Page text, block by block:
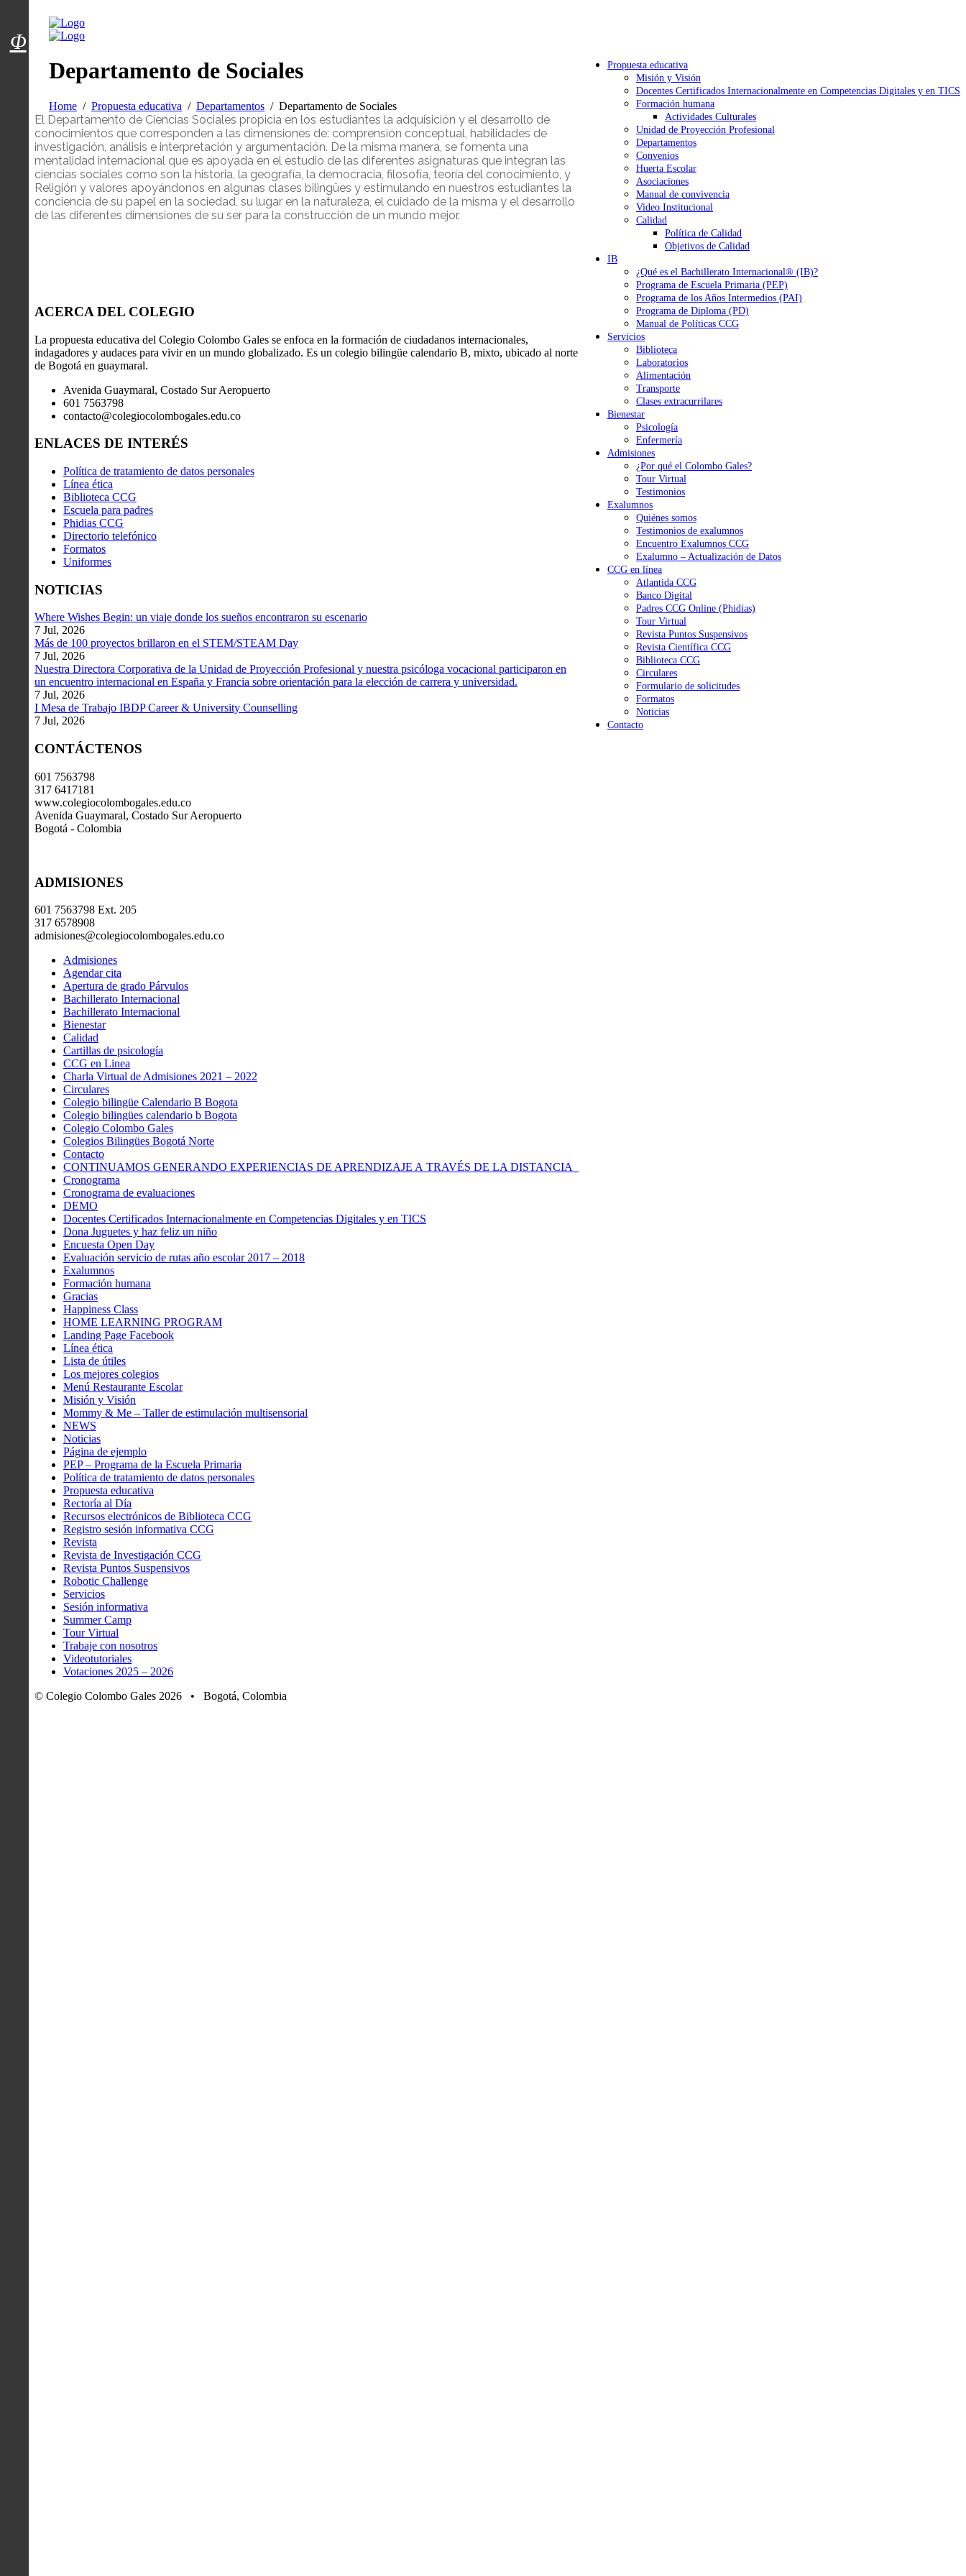
Menú usuarios
Propuesta educativa
Misión y Visión
Docentes Certificados Internacionalmente en Competencias Digitales y en TICS
Formación humana
Actividades Culturales
Unidad de Proyección Profesional
Departamentos
Convenios
Huerta Escolar
Asociaciones
Manual de convivencia
Video Institucional
Calidad
Política de Calidad
Objetivos de Calidad
IB
¿Qué es el Bachillerato Internacional® (IB)?
Programa de Escuela Primaria (PEP)
Programa de los Años Intermedios (PAI)
Programa de Diploma (PD)
Manual de Políticas CCG
Servicios
Biblioteca
Laboratorios
Alimentación
Transporte
Clases extracurrilares
Bienestar
Psicología
Enfermería
Admisiones
¿Por qué el Colombo Gales?
Tour Virtual
Testimonios
Exalumnos
Quiénes somos
Testimonios de exalumnos
Encuentro Exalumnos CCG
Exalumno – Actualización de Datos
CCG en línea
Atlantida CCG
Banco Digital
Padres CCG Online (Phidias)
Tour Virtual
Revista Puntos Suspensivos
Revista Científica CCG
Biblioteca CCG
Circulares
Formulario de solicitudes
Formatos
Noticias
Contacto
Departamento de Sociales
Home Propuesta educativa Departamentos Departamento de Sociales
El Departamento de Ciencias Sociales propicia en los estudiantes la adquisición y el desarrollo de
conocimientos que corresponden a las dimensiones de: comprensión conceptual, habilidades de
investigación, análisis e interpretación y argumentación. De la misma manera, se fomenta una
mentalidad internacional que es apoyada en el estudio de las diferentes asignaturas que integran las
ciencias sociales como son la historia, la geografía, la democracia, filosofía, teoría del conocimiento, y
Religión y valores apoyándonos en algunas clases bilingües y estimulando en nuestros estudiantes la
conciencia de su papel en la sociedad, su lugar en la naturaleza, el cuidado de la misma y el desarrollo
de las diferentes dimensiones de su ser para la construcción de un mundo mejor.
ACERCA DEL COLEGIO
La propuesta educativa del Colegio Colombo Gales se enfoca en la formación de ciudadanos internacionales,
indagadores y audaces para vivir en un mundo globalizado. Es un colegio bilingüe calendario B, mixto, ubicado al norte
de Bogotá en guaymaral.
Avenida Guaymaral, Costado Sur Aeropuerto
601 7563798
contacto@colegiocolombogales.edu.co
ENLACES DE INTERÉS
Política de tratamiento de datos personales
Línea ética
Biblioteca CCG
Escuela para padres
Phidias CCG
Directorio telefónico
Formatos
Uniformes
NOTICIAS
Where Wishes Begin: un viaje donde los sueños encontraron su escenario
7 Jul, 2026
Más de 100 proyectos brillaron en el STEM/STEAM Day
7 Jul, 2026
Nuestra Directora Corporativa de la Unidad de Proyección Profesional y nuestra psicóloga vocacional participaron en
un encuentro internacional en España y Francia sobre orientación para la elección de carrera y universidad.
7 Jul, 2026
I Mesa de Trabajo IBDP Career & University Counselling
7 Jul, 2026
CONTÁCTENOS
601 7563798
317 6417181
www.colegiocolombogales.edu.co
Avenida Guaymaral, Costado Sur Aeropuerto
Bogotá - Colombia
ADMISIONES
601 7563798 Ext. 205
317 6578908
admisiones@colegiocolombogales.edu.co
Admisiones
Agendar cita
Apertura de grado Párvulos
Bachillerato Internacional
Bachillerato Internacional
Bienestar
Calidad
Cartillas de psicología
CCG en Linea
Charla Virtual de Admisiones 2021 – 2022
Circulares
Colegio bilingüe Calendario B Bogota
Colegio bilingües calendario b Bogota
Colegio Colombo Gales
Colegios Bilingües Bogotá Norte
Contacto
CONTINUAMOS GENERANDO EXPERIENCIAS DE APRENDIZAJE A TRAVÉS DE LA DISTANCIA
Cronograma
Cronograma de evaluaciones
DEMO
Docentes Certificados Internacionalmente en Competencias Digitales y en TICS
Dona Juguetes y haz feliz un niño
Encuesta Open Day
Evaluación servicio de rutas año escolar 2017 – 2018
Exalumnos
Formación humana
Gracias
Happiness Class
HOME LEARNING PROGRAM
Landing Page Facebook
Línea ética
Lista de útiles
Los mejores colegios
Menú Restaurante Escolar
Misión y Visión
Mommy & Me – Taller de estimulación multisensorial
NEWS
Noticias
Página de ejemplo
PEP – Programa de la Escuela Primaria
Política de tratamiento de datos personales
Propuesta educativa
Rectoría al Día
Recursos electrónicos de Biblioteca CCG
Registro sesión informativa CCG
Revista
Revista de Investigación CCG
Revista Puntos Suspensivos
Robotic Challenge
Servicios
Sesión informativa
Summer Camp
Tour Virtual
Trabaje con nosotros
Videotutoriales
Votaciones 2025 – 2026
© Colegio Colombo Gales 2026 • Bogotá, Colombia
Φ